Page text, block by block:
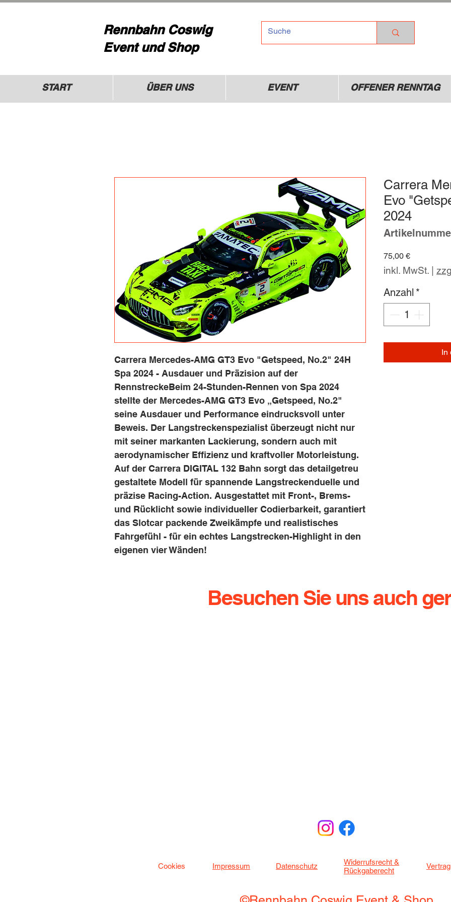
Rennbahn Coswig
Event und Shop
START ÜBER UNS EVENT OFFENER RENNTAG
Carrera Mercedes-AMG GT3 Evo "Getspeed, No.2" 24H
Spa 2024 - Ausdauer und Präzision auf der
RennstreckeBeim 24-Stunden-Rennen von Spa 2024
stellte der Mercedes-AMG GT3 Evo „Getspeed, No.2"
seine Ausdauer und Performance eindrucksvoll unter
Beweis. Der Langstreckenspezialist überzeugt nicht nur
mit seiner markanten Lackierung, sondern auch mit
aerodynamischer Effizienz und kraftvoller Motorleistung.
Auf der Carrera DIGITAL 132 Bahn sorgt das detailgetreu
gestaltete Modell für spannende Langstreckenduelle und
präzise Racing-Action. Ausgestattet mit Front-, Brems-
und Rücklicht sowie individueller Codierbarkeit, garantiert
das Slotcar packende Zweikämpfe und realistisches
Fahrgefühl - für ein echtes Langstrecken-Highlight in den
eigenen vier Wänden!
Carrera
Evo
2024
75,00 €Preis
inkl. MwSt.
Anzahl *
In
Besuchen Sie uns auch
Cookies Impressum Datenschutz
Widerrufsrecht &
Rückgaberecht